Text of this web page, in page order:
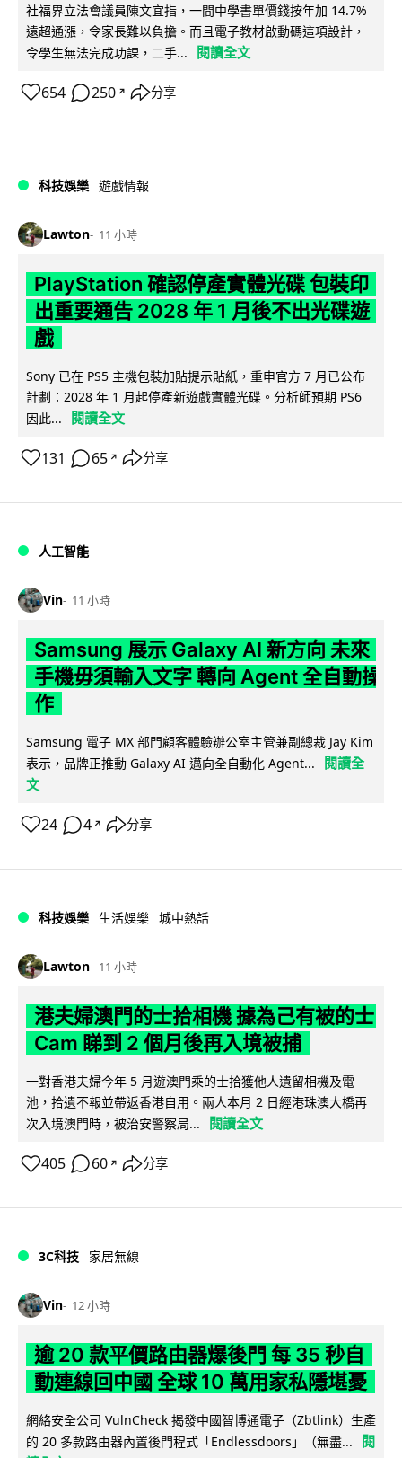
社福界立法會議員陳文宜指，一間中學書單價錢按年加 14.7%
遠超通漲，令家長難以負擔。而且電子教材啟動碼這項設計，
令學生無法完成功課，二手...
閱讀全文
654 250 ↗ 分享
科技娛樂 遊戲情報
Lawton 11 小時
PlayStation 確認停產實體光碟 包裝印
出重要通告 2028 年 1 月後不出光碟遊
戲
Sony 已在 PS5 主機包裝加貼提示貼紙，重申官方 7 月已公布
計劃：2028 年 1 月起停產新遊戲實體光碟。分析師預期 PS6
因此...
閱讀全文
131 65 ↗ 分享
人工智能
Vin 11 小時
Samsung 展示 Galaxy AI 新方向 未來
手機毋須輸入文字 轉向 Agent 全自動操
作
Samsung 電子 MX 部門顧客體驗辦公室主管兼副總裁 Jay Kim
表示，品牌正推動 Galaxy AI 邁向全自動化 Agent...
閱讀全
文
24 4 ↗ 分享
科技娛樂 生活娛樂 城中熱話
Lawton 11 小時
港夫婦澳門的士拾相機 據為己有被的士
Cam 睇到 2 個月後再入境被捕
一對香港夫婦今年 5 月遊澳門乘的士拾獲他人遺留相機及電
池，拾遺不報並帶返香港自用。兩人本月 2 日經港珠澳大橋再
次入境澳門時，被治安警察局...
閱讀全文
405 60 ↗ 分享
3C科技 家居無線
Vin 12 小時
逾 20 款平價路由器爆後門 每 35 秒自
動連線回中國 全球 10 萬用家私隱堪憂
網絡安全公司 VulnCheck 揭發中國智博通電子（Zbtlink）生產
的 20 多款路由器內置後門程式「Endlessdoors」（無盡...
閱